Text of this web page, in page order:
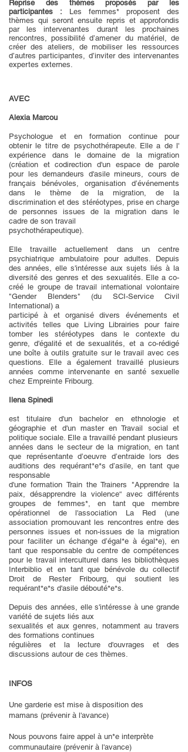
Reprise des thèmes proposés par les
participantes : Les femmes* proposent des
thèmes qui seront ensuite repris et approfondis
par les intervenantes durant les prochaines
rencontres, possibilité d’amener du matériel, de
créer des ateliers, de mobiliser les ressources
d’autres participantes, d’inviter des intervenantes
expertes externes.
AVEC
Alexia Marcou
Psychologue et en formation continue pour
obtenir le titre de psychothérapeute. Elle a de l'
expérience dans le domaine de la migration
(création et codirection d'un espace de parole
pour les demandeurs d'asile mineurs, cours de
français bénévoles, organisation d’événements
dans le thème de la migration, de la
discrimination et des stéréotypes, prise en charge
de personnes issues de la migration dans le
cadre de son travail
psychothérapeutique).
Elle travaille actuellement dans un centre
psychiatrique ambulatoire pour adultes. Depuis
des années, elle s'intéresse aux sujets liés à la
diversité des genres et des sexualités. Elle a co-
créé le groupe de travail international volontaire
"Gender Blenders" (du SCI-Service Civil
International) a
participé à et organisé divers événements et
activités telles que Living Librairies pour faire
tomber les stéréotypes dans le contexte du
genre, d'égalité et de sexualités, et a co-rédigé
une boîte à outils gratuite sur le travail avec ces
questions. Elle a également travaillé plusieurs
années comme intervenante en santé sexuelle
chez Empreinte Fribourg.
Ilena Spinedi
est titulaire d'un bachelor en ethnologie et
géographie et d'un master en Travail social et
politique sociale. Elle a travaillé pendant plusieurs
années dans le secteur de la migration, en tant
que représentante d’oeuvre d’entraide lors des
auditions des requérant*e*s d’asile, en tant que
responsable
d'une formation Train the Trainers "Apprendre la
paix, désapprendre la violence“ avec différents
groupes de femmes*, en tant que membre
opérationnel de l'association La Red (une
association promouvant les rencontres entre des
personnes issues et non-issues de la migration
pour faciliter un échange d’égal*e à égal*e), en
tant que responsable du centre de compétences
pour le travail interculturel dans les bibliothèques
Interbiblio et en tant que bénévole du collectif
Droit de Rester Fribourg, qui soutient les
requérant*e*s d'asile débouté*e*s.
Depuis des années, elle s'intéresse à une grande
variété de sujets liés aux
sexualités et aux genres, notamment au travers
des formations continues
régulières et la lecture d'ouvrages et des
discussions autour de ces thèmes.
INFOS
Une garderie est mise à disposition des
mamans (prévenir à l'avance)
Nous pouvons faire appel à un*e interprète
communautaire (prévenir à l'avance)